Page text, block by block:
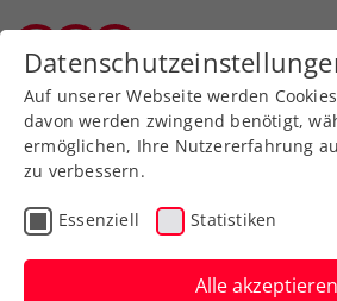
Aktuelle
Auf unserer Webseite werden
davon werden zwingend benötigt,
ermöglichen, Ihre Nutzererfahrung
zu verbessern.
Essenziell Statistiken
Alle akzeptieren